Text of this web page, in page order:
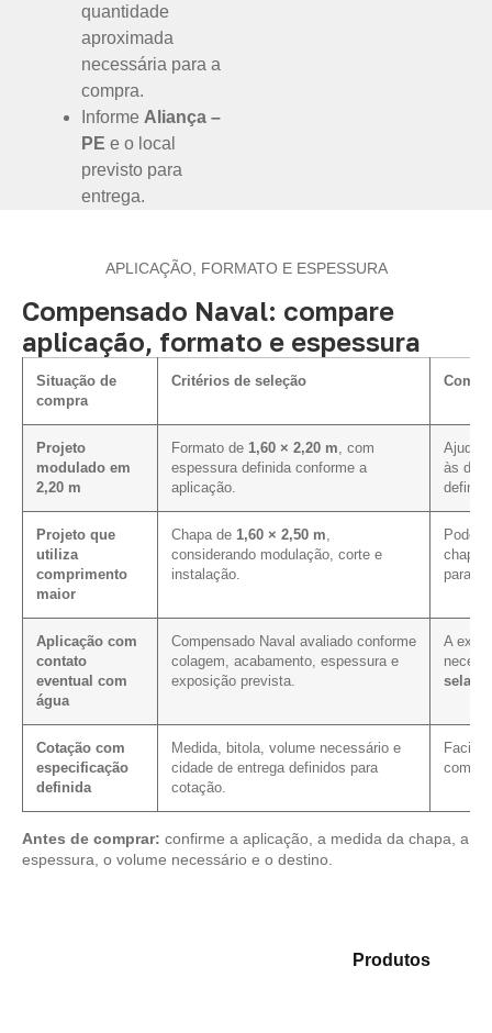
quantidade
aproximada
necessária para a
compra.
Informe Aliança –
PE e o local
previsto para
entrega.
APLICAÇÃO, FORMATO E ESPESSURA
Compensado Naval: compare
aplicação, formato e espessura
Situação de
compra
Critérios de seleção Como
Projeto
modulado em
2,20 m
Formato de 1,60 × 2,20 m , com
espessura definida conforme a
aplicação.
Ajuda
às
Projeto que
utiliza
comprimento
maior
Chapa de 1,60 × 2,50 m
considerando modulação, corte e
instalação.
Pode
chapa
para
Aplicação com
contato
eventual com
água
Compensado Naval avaliado conforme
colagem, acabamento, espessura e
exposição prevista.
A
Cotação com
especificação
definida
Medida, bitola, volume necessário e
cidade de entrega definidos para
cotação.
com
Antes de comprar: confirme a aplicação, a medida da chapa, a
espessura, o volume necessário e o destino.
Produtose